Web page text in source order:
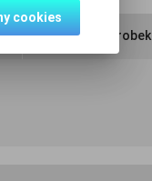
Doporučit výrobek
cookies